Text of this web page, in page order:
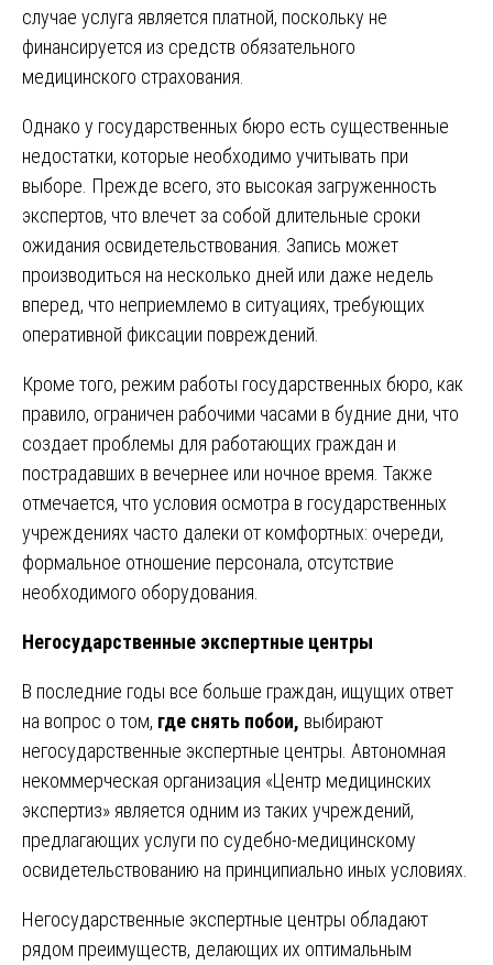
случае услуга является платной, поскольку не
финансируется из средств обязательного
медицинского страхования.
Однако у государственных бюро есть существенные
недостатки, которые необходимо учитывать при
выборе. Прежде всего, это высокая загруженность
экспертов, что влечет за собой длительные сроки
ожидания освидетельствования. Запись может
производиться на несколько дней или даже недель
вперед, что неприемлемо в ситуациях, требующих
оперативной фиксации повреждений.
Кроме того, режим работы государственных бюро, как
правило, ограничен рабочими часами в будние дни, что
создает проблемы для работающих граждан и
пострадавших в вечернее или ночное время. Также
отмечается, что условия осмотра в государственных
учреждениях часто далеки от комфортных: очереди,
формальное отношение персонала, отсутствие
необходимого оборудования.
Негосударственные экспертные центры
В последние годы все больше граждан, ищущих ответ
на вопрос о том, где снять побои, выбирают
негосударственные экспертные центры. Автономная
некоммерческая организация «Центр медицинских
экспертиз» является одним из таких учреждений,
предлагающих услуги по судебно-медицинскому
освидетельствованию на принципиально иных условиях.
Негосударственные экспертные центры обладают
рядом преимуществ, делающих их оптимальным